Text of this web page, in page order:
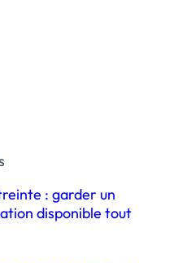
: garder un
disponible tout